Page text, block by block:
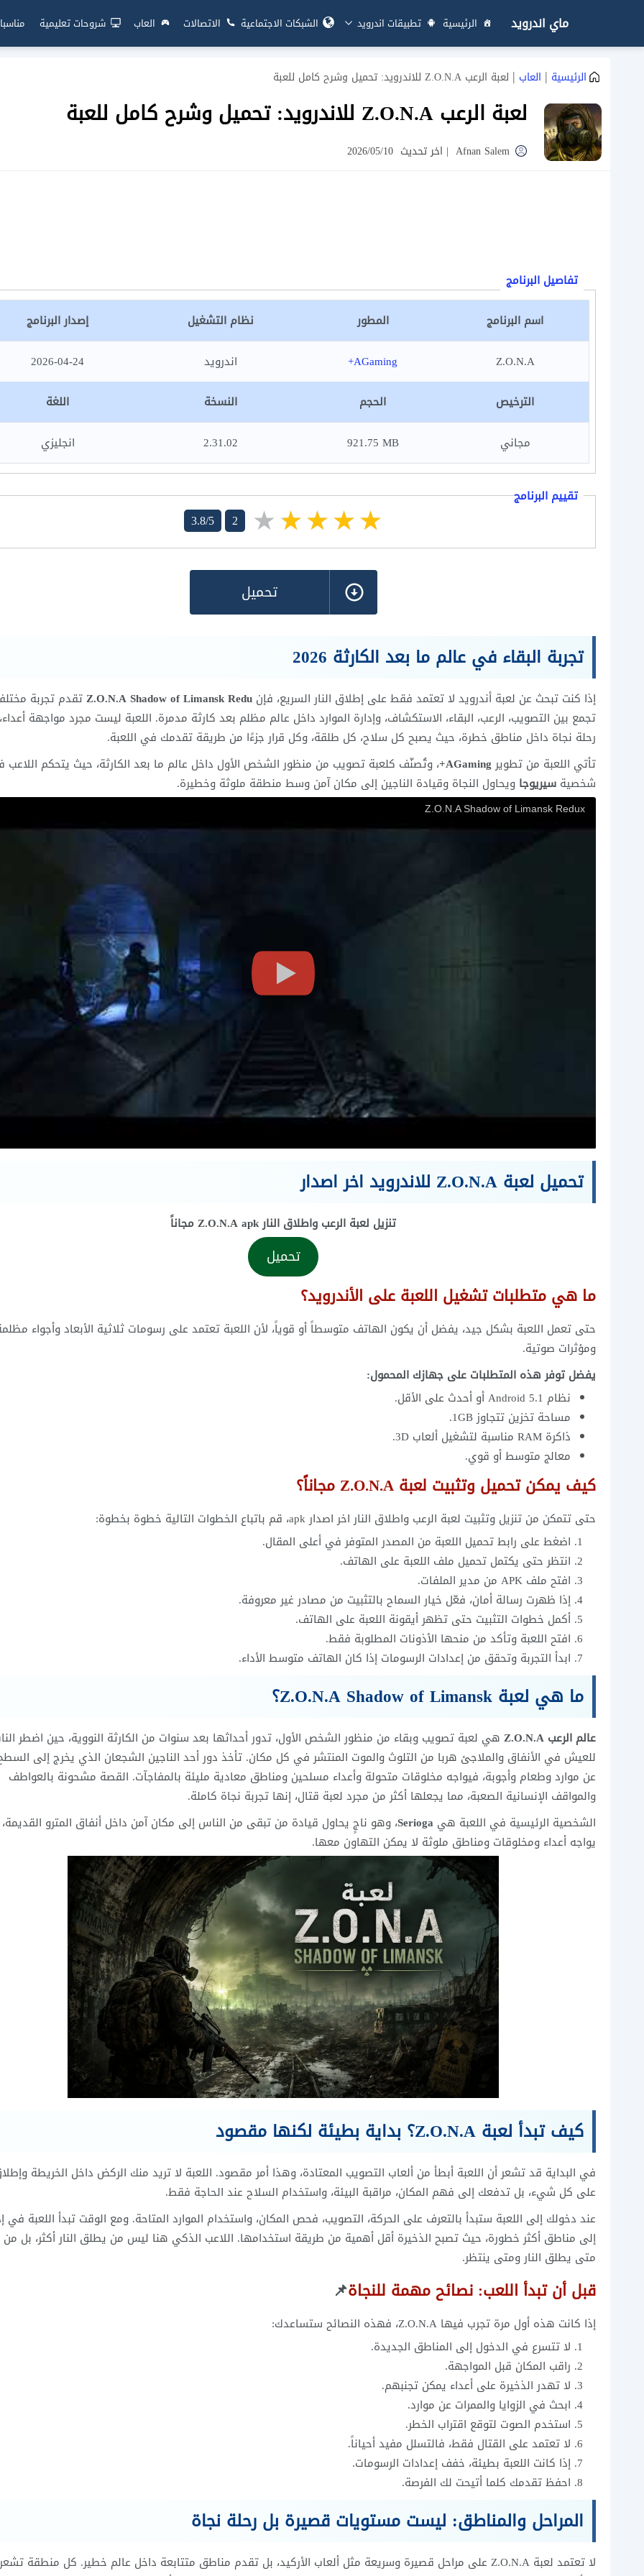
ماي اندرويد الرئيسية تطبيقات اندرويد الشبكات الاجتماعية الاتصالات العاب شروحات تعليمية
الرئيسية | العاب | لعبة الرعب Z.O.N.A للاندرويد: تحميل وشرح كامل للعبة
لعبة الرعب Z.O.N.A للاندرويد: تحميل وشرح كامل للعبة
Afnan Salem
| اخر تحديث 2026/05/10
تفاصيل البرنامج
اسم البرنامج
المطور نظام التشغيل إصدار البرنامج
Z.O.N.A
AGaming+ اندرويد
2026-04-24
الترخيص
الحجم النسخة اللغة
مجاني 921.75 MB
2.31.02 انجليزي
تقييم البرنامج
3.8/5 2
تحميل
تجربة البقاء في عالم ما بعد الكارثة 2026
إذا كنت تبحث عن لعبة أندرويد لا تعتمد فقط على إطلاق النار السريع، فإن Z.O.N.A Shadow of Limansk Reduتقدم تجربة
تجمع بين التصويب، الرعب، البقاء، الاستكشاف، وإدارة الموارد داخل عالم مظلم بعد كارثة مدمرة. اللعبة ليست مجرد مواجهة
رحلة نجاة داخل مناطق خطرة، حيث يصبح كل سلاح، كل طلقة، وكل قرار جزءًا من طريقة تقدمك في اللعبة.
تأتي اللعبة من تطويرAGaming+ ، وتُصنّف كلعبة تصويب من منظور الشخص الأول داخل عالم ما بعد الكارثة، حيث يتحكم
شخصية سيريوجا ويحاول النجاة وقيادة الناجين إلى مكان آمن وسط منطقة ملوثة وخطيرة.
Z.O.N.A Shadow of Limansk Redux
تحميل لعبة Z.O.N.A للاندرويد اخر اصدار
تنزيل لعبة الرعب واطلاق النار Z.O.N.A apk مجاناً
تحميل
ما هي متطلبات تشغيل اللعبة على الأندرويد؟
حتى تعمل اللعبة بشكل جيد، يفضل أن يكون الهاتف متوسطاً أو قوياً، لأن اللعبة تعتمد على رسومات ثلاثية الأبعاد وأجواء
ومؤثرات صوتية.
يفضل توفر هذه المتطلبات على جهازك المحمول:
نظام Android 5.1 أو أحدث على الأقل.
مساحة تخزين تتجاوز 1GB.
ذاكرة RAM مناسبة لتشغيل ألعاب 3D.
معالج متوسط أو قوي.
كيف يمكن تحميل وتثبيت لعبة Z.O.N.A مجاناً؟
حتى تتمكن من تنزيل وتثبيت لعبة الرعب واطلاق النار اخر اصدار apk، قم باتباع الخطوات التالية خطوة بخطوة:
اضغط على رابط تحميل اللعبة من المصدر المتوفر في أعلى المقال.
انتظر حتى يكتمل تحميل ملف اللعبة على الهاتف.
افتح ملف APK من مدير الملفات.
إذا ظهرت رسالة أمان، فعّل خيار السماح بالتثبيت من مصادر غير معروفة.
أكمل خطوات التثبيت حتى تظهر أيقونة اللعبة على الهاتف.
افتح اللعبة وتأكد من منحها الأذونات المطلوبة فقط.
ابدأ التجربة وتحقق من إعدادات الرسومات إذا كان الهاتف متوسط الأداء.
ما هي لعبة Z.O.N.A Shadow of Limansk؟
عالم الرعب Z.O.N.A
هي لعبة تصويب وبقاء من منظور الشخص الأول، تدور أحداثها بعد سنوات من الكارثة النووية، حين اضطر
للعيش في الأنفاق والملاجئ هربا من التلوث والموت المنتشر في كل مكان. تأخذ دور أحد الناجين الشجعان الذي يخرج إلى
عن موارد وطعام وأجوبة، فيواجه مخلوقات متحولة وأعداء مسلحين ومناطق معادية مليئة بالمفاجآت. القصة مشحونة بالعواطف
والمواقف الإنسانية الصعبة، مما يجعلها أكثر من مجرد لعبة قتال، إنها تجربة نجاة كاملة.
الشخصية الرئيسية في اللعبة هي Serioga، وهو ناجٍ يحاول قيادة من تبقى من الناس إلى مكان آمن داخل أنفاق المترو القديمة،
يواجه أعداء ومخلوقات ومناطق ملوثة لا يمكن التهاون معها.
كيف تبدأ لعبة Z.O.N.A؟ بداية بطيئة لكنها مقصود
في البداية قد تشعر أن اللعبة أبطأ من ألعاب التصويب المعتادة، وهذا أمر مقصود. اللعبة لا تريد منك الركض داخل الخريطة
على كل شيء، بل تدفعك إلى فهم المكان، مراقبة البيئة، واستخدام السلاح عند الحاجة فقط.
عند دخولك إلى اللعبة ستبدأ بالتعرف على الحركة، التصويب، فحص المكان، واستخدام الموارد المتاحة. ومع الوقت تبدأ اللعبة في
إلى مناطق أكثر خطورة، حيث تصبح الذخيرة أقل أهمية من طريقة استخدامها. اللاعب الذكي هنا ليس من يطلق النار أكثر، بل
متى يطلق النار ومتى ينتظر.
قبل أن تبدأ اللعب: نصائح مهمة للنجاة📌
إذا كانت هذه أول مرة تجرب فيها Z.O.N.A، فهذه النصائح ستساعدك:
لا تتسرع في الدخول إلى المناطق الجديدة.
راقب المكان قبل المواجهة.
لا تهدر الذخيرة على أعداء يمكن تجنبهم.
ابحث في الزوايا والممرات عن موارد.
استخدم الصوت لتوقع اقتراب الخطر.
لا تعتمد على القتال فقط، فالتسلل مفيد أحياناً.
إذا كانت اللعبة بطيئة، خفف إعدادات الرسومات.
احفظ تقدمك كلما أتيحت لك الفرصة.
المراحل والمناطق: ليست مستويات قصيرة بل رحلة نجاة
لا تعتمد لعبة Z.O.N.A على مراحل قصيرة وسريعة مثل ألعاب الأركيد، بل تقدم مناطق متتابعة داخل عالم خطير. كل منطقة تشعر